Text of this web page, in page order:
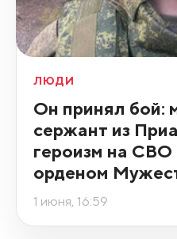
ЛЮДИ
Он принял бой:
сержант из
героизм на СВО
орденом
1 июня, 16:59